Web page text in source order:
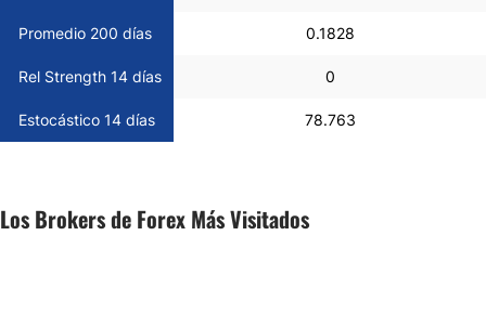
Promedio 200 días 0.1828
Rel Strength 14 días 0
Estocástico 14 días 78.763
Los Brokers de Forex Más Visitados